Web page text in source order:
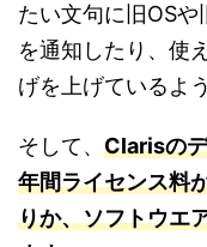
たい文句に旧OS
を通知したり、使
げを上げているよ
そして、 Clarisの
年間ライセンス料
りか、ソフトウエ